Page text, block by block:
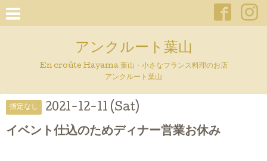
アンクルート葉山
En croûte Hayama 葉山・小さなフランス料理のお店
アンクルート葉山
指定なし 2021-12-11 (Sat)
イベント仕込のためディナー営業お休み